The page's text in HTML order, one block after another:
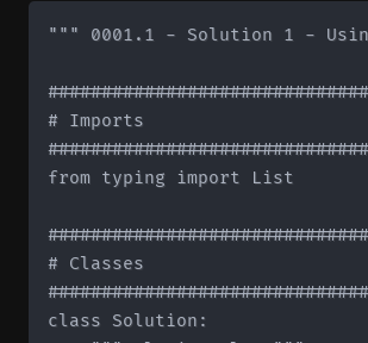
""" 0001.1 - Solution 1 -
# Imports
from typing import List
# Classes
class Solution: